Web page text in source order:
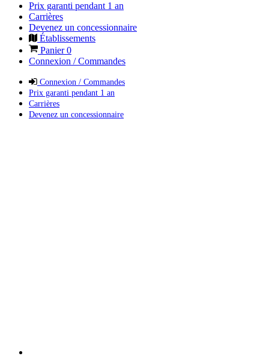
Prix garanti pendant 1 an
Carrières
Devenez un concessionnaire
Établissements
Panier0
Connexion / Commandes
Connexion / Commandes
Prix garanti pendant 1 an
Carrières
Devenez un concessionnaire